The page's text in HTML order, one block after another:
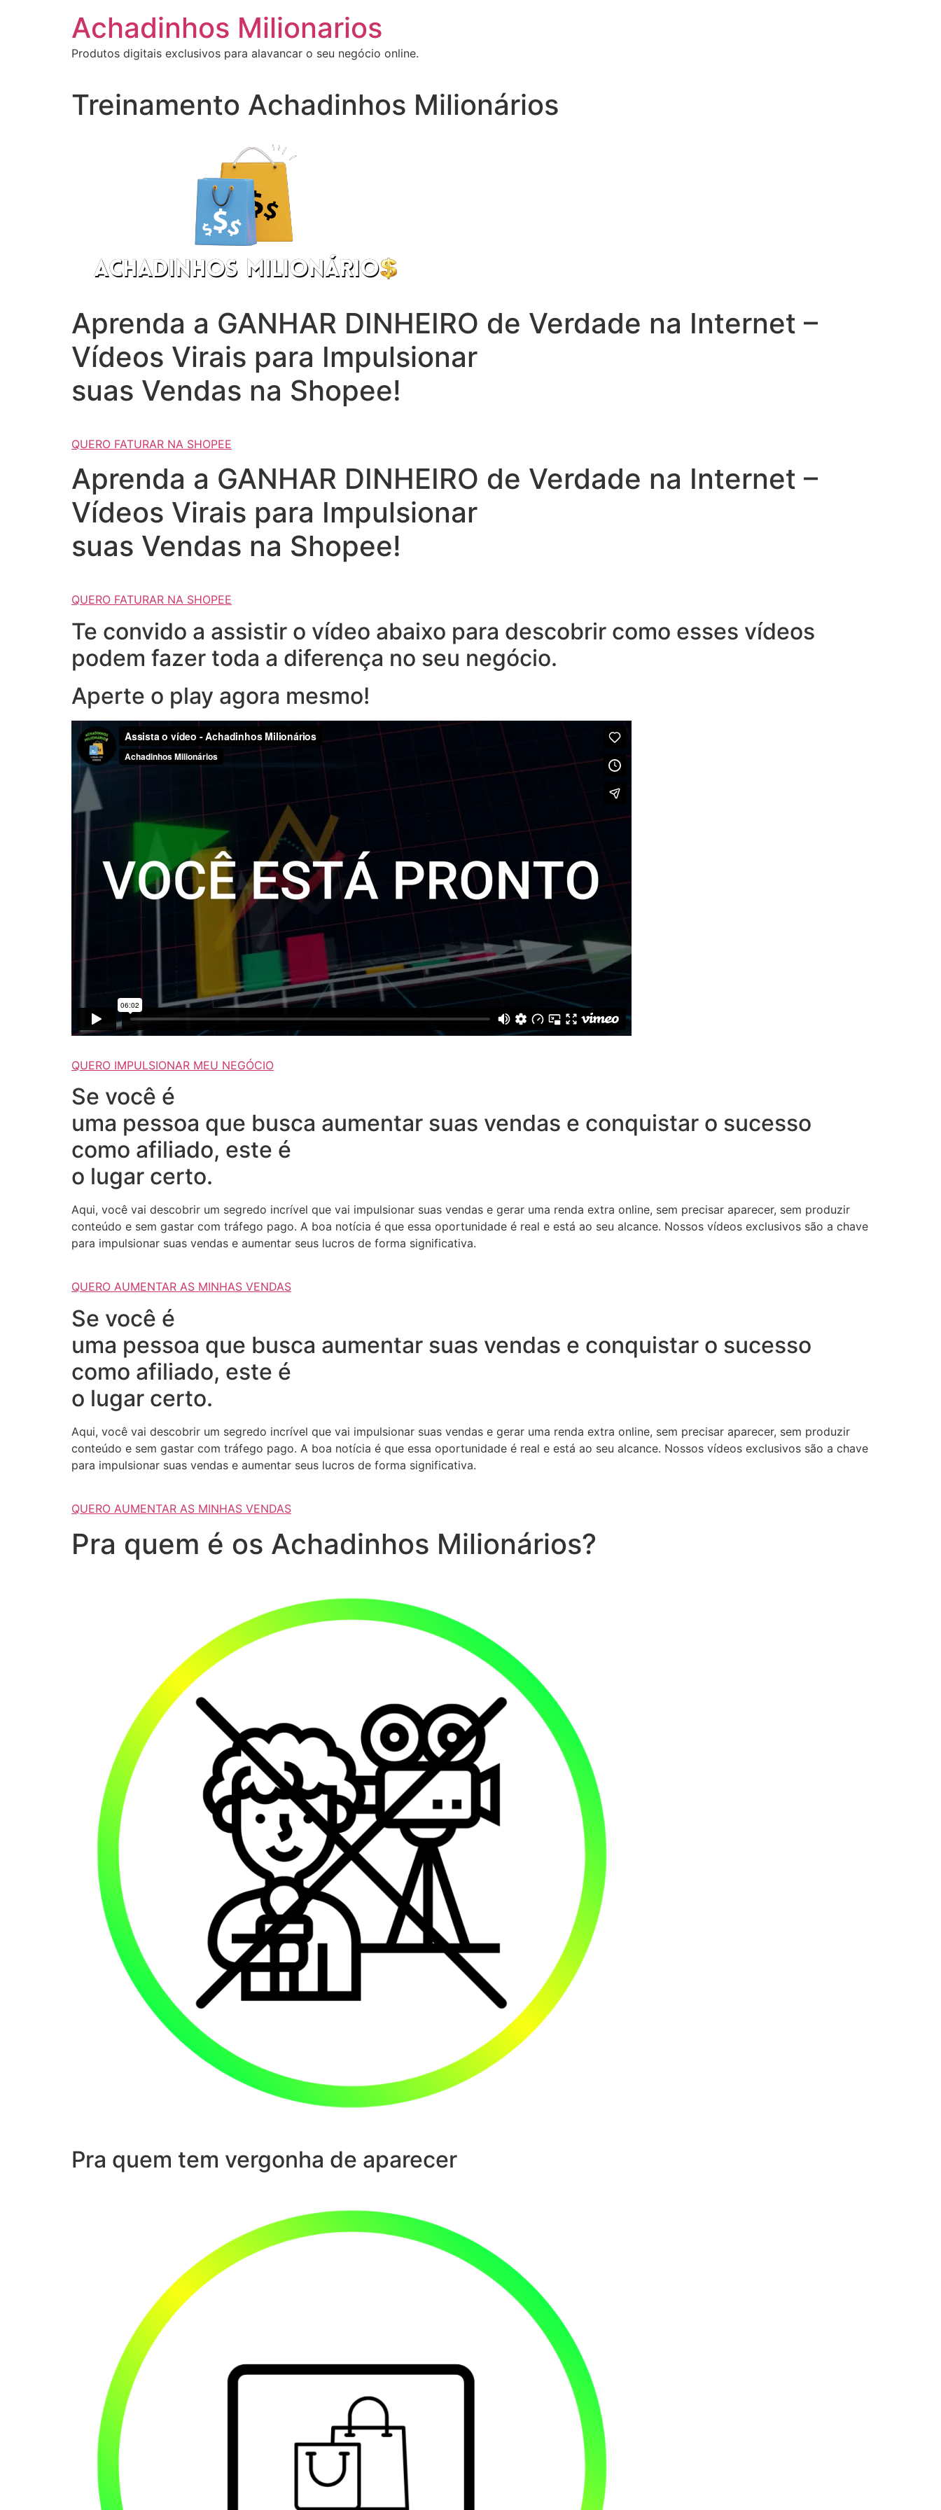
Achadinhos Milionarios
Produtos digitais exclusivos para alavancar o seu negócio online.
Treinamento Achadinhos Milionários
Aprenda a GANHAR DINHEIRO de Verdade na Internet –
Vídeos Virais para Impulsionar
suas Vendas na Shopee!
QUERO FATURAR NA SHOPEE
Aprenda a GANHAR DINHEIRO de Verdade na Internet –
Vídeos Virais para Impulsionar
suas Vendas na Shopee!
QUERO FATURAR NA SHOPEE
Te convido a assistir o vídeo abaixo para descobrir como esses vídeos
podem fazer toda a diferença no seu negócio.
Aperte o play agora mesmo!
QUERO IMPULSIONAR MEU NEGÓCIO
Se você é
uma pessoa que busca aumentar suas vendas e conquistar o sucesso
como afiliado, este é
o lugar certo.
Aqui, você vai descobrir um segredo incrível que vai impulsionar suas vendas e gerar uma renda extra online, sem precisar aparecer, sem produzir
conteúdo e sem gastar com tráfego pago. A boa notícia é que essa oportunidade é real e está ao seu alcance. Nossos vídeos exclusivos são a chave
para impulsionar suas vendas e aumentar seus lucros de forma significativa.
QUERO AUMENTAR AS MINHAS VENDAS
Se você é
uma pessoa que busca aumentar suas vendas e conquistar o sucesso
como afiliado, este é
o lugar certo.
Aqui, você vai descobrir um segredo incrível que vai impulsionar suas vendas e gerar uma renda extra online, sem precisar aparecer, sem produzir
conteúdo e sem gastar com tráfego pago. A boa notícia é que essa oportunidade é real e está ao seu alcance. Nossos vídeos exclusivos são a chave
para impulsionar suas vendas e aumentar seus lucros de forma significativa.
QUERO AUMENTAR AS MINHAS VENDAS
Pra quem é os Achadinhos Milionários?
Pra quem tem vergonha de aparecer